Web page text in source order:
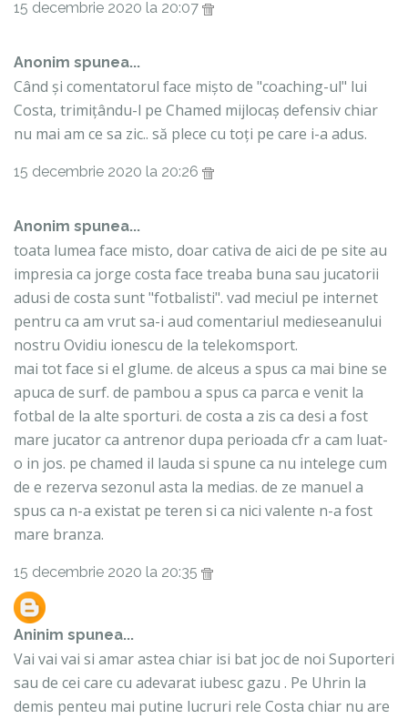
15 decembrie 2020 la 20:07
Anonim spunea...
Când și comentatorul face mișto de "coaching-ul" lui
Costa, trimițându-l pe Chamed mijlocaș defensiv chiar
nu mai am ce sa zic.. să plece cu toți pe care i-a adus.
15 decembrie 2020 la 20:26
Anonim spunea...
toata lumea face misto, doar cativa de aici de pe site au
impresia ca jorge costa face treaba buna sau jucatorii
adusi de costa sunt "fotbalisti". vad meciul pe internet
pentru ca am vrut sa-i aud comentariul medieseanului
nostru Ovidiu ionescu de la telekomsport.
mai tot face si el glume. de alceus a spus ca mai bine se
apuca de surf. de pambou a spus ca parca e venit la
fotbal de la alte sporturi. de costa a zis ca desi a fost
mare jucator ca antrenor dupa perioada cfr a cam luat-
o in jos. pe chamed il lauda si spune ca nu intelege cum
de e rezerva sezonul asta la medias. de ze manuel a
spus ca n-a existat pe teren si ca nici valente n-a fost
mare branza.
15 decembrie 2020 la 20:35
Aninim spunea...
Vai vai vai si amar astea chiar isi bat joc de noi Suporteri
sau de cei care cu adevarat iubesc gazu . Pe Uhrin la
demis penteu mai putine lucruri rele Costa chiar nu are